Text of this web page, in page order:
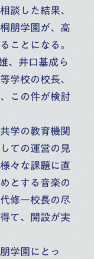
談した結果、
朋学園が、高
ことになる。
、井口基成ら
学校の校長、
この件が検討
学の教育機関
ての運営の見
々な課題に直
とする音楽の
修一校長の尽
て、開設が実
学園にとっ